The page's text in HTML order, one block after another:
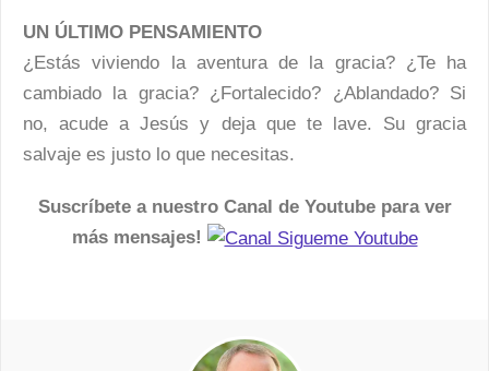
UN ÚLTIMO PENSAMIENTO
¿Estás viviendo la aventura de la gracia? ¿Te ha
cambiado la gracia? ¿Fortalecido? ¿Ablandado? Si
no, acude a Jesús y deja que te lave. Su gracia
salvaje es justo lo que necesitas.
Suscríbete a nuestro Canal de Youtube para ver
más mensajes!